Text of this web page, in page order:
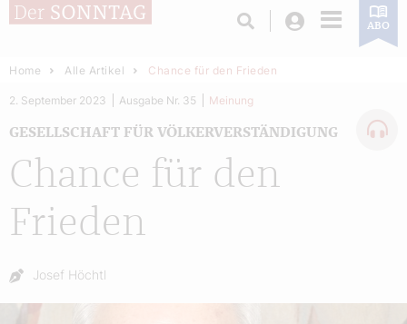
Login ABO
Home Alle Artikel Chance für den Frieden
Chance für den
Frieden
GESELLSCHAFT FÜR VÖLKERVERSTÄNDIGUNG
2. September 2023 Ausgabe Nr. 35 Meinung
Autor:
Josef Höchtl